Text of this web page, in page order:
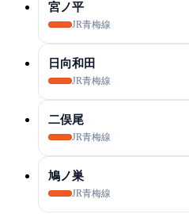
宮ノ平
JR青梅線
日向和田
JR青梅線
二俣尾
JR青梅線
鳩ノ巣
JR青梅線